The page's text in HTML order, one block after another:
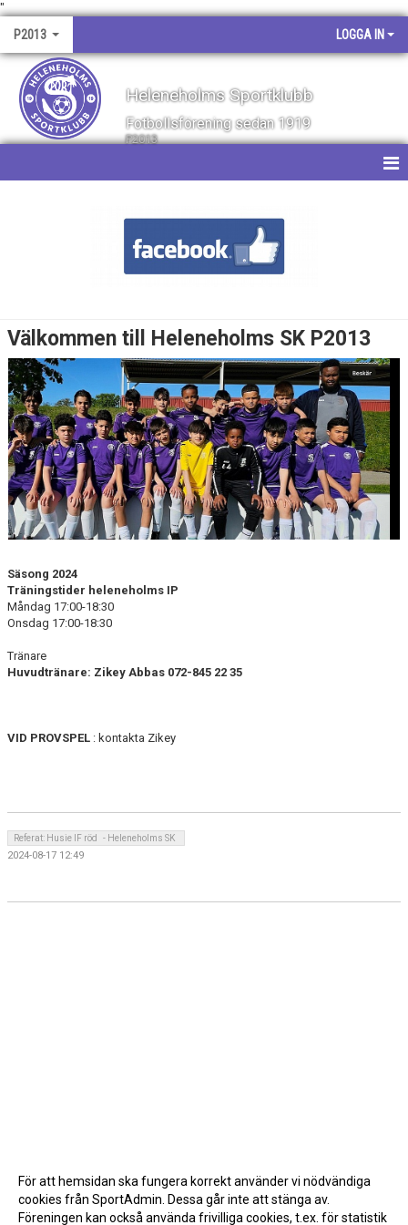
"
P2013 LOGGA IN
Heleneholms Sportklubb
Fotbollsförening sedan 1919
P2013
TRUPPEN
BILDGALLERI
DOKUMENT
KONTAKT
Välkommen till Heleneholms SK P2013
Säsong 2024
Träningstider heleneholms IP
Måndag 17:00-18:30
Onsdag 17:00-18:30
Tränare
Huvudtränare: Zikey Abbas 072-845 22 35
VID PROVSPEL : kontakta Zikey
Referat: Husie IF röd - Heleneholms SK
2024-08-17 12:49
För att hemsidan ska fungera korrekt använder vi nödvändiga
cookies från SportAdmin. Dessa går inte att stänga av.
Föreningen kan också använda frivilliga cookies, t.ex. för statistik